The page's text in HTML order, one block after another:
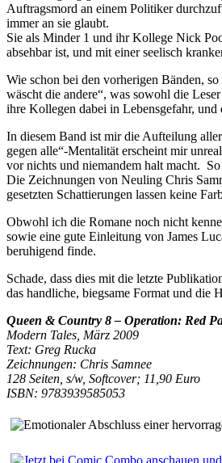
Auftragsmord an einem Politiker
immer an sie glaubt.
Sie als Minder 1 und ihr Kollege Nick
absehbar ist, und mit einer seelisch
Wie schon bei den vorherigen Bänden,
wäscht die andere“, was sowohl die
ihre Kollegen dabei in Lebensgefahr,
In diesem Band ist mir die Aufteilung
gegen alle“-Mentalität erscheint mir
vor nichts und niemandem halt macht.
Die Zeichnungen von Neuling Chris
gesetzten Schattierungen lassen keine
Obwohl ich die Romane noch nicht
sowie eine gute Einleitung von James
beruhigend finde.
Schade, dass dies mit die letzte
das handliche, biegsame Format und die
Queen & Country 8 – Operation: Red
Modern Tales, März 2009
Text: Greg Rucka
Zeichnungen: Chris Samnee
128 Seiten, s/w, Softcover; 11,90 Euro
ISBN: 9783939585053